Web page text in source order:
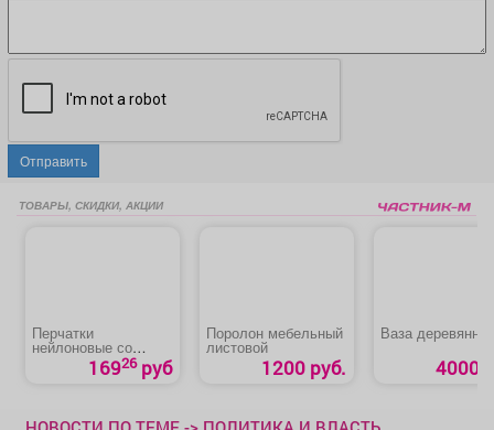
Отправить
ТОВАРЫ, СКИДКИ, АКЦИИ
Перчатки
нейлоновые со
вспененным
покрытием16926руб
Поролон мебельный
листовой
1200 руб.
Ваза деревянная
4000